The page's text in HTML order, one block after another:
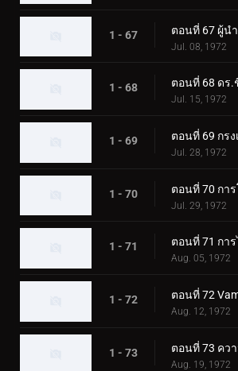
1 - 67
Jul. 08, 1972
1 - 68
Jul. 15, 1972
1 - 69
Jul. 28, 1972
1 - 70
Jul. 29, 1972
1 - 71
Aug. 05, 1972
1 - 72
Aug. 12, 1972
1 - 73
Aug. 19, 1972